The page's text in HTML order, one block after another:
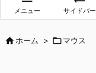
メニュー サイドバー
ホーム > マウス